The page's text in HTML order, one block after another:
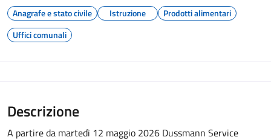
Anagrafe e stato civile Istruzione
Prodotti alimentari
Uffici comunali
Descrizione
A partire da martedì 12 maggio 2026 Dussmann Service